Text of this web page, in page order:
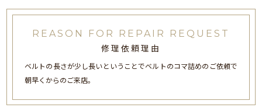
REASON FOR REPAIR REQUEST
修理依頼理由
ベルトの長さが少し長いということでベルトのコマ詰めのご依頼で
朝早くからのご来店。